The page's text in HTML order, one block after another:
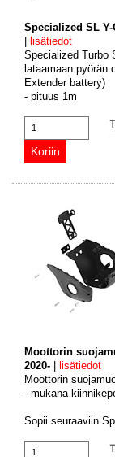
Specialized SL Y-
| lisätiedot
Specialized Turbo
lataamaan pyörän
Extender battery)
- pituus 1m
Moottorin
2020- | lisätiedot
Moottorin
- mukana
Sopii seuraaviin